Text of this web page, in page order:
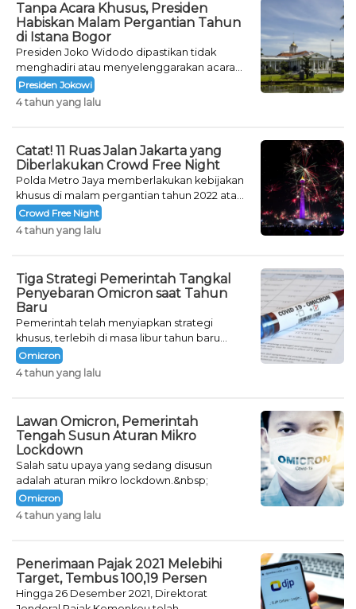
Tanpa Acara Khusus, Presiden
Habiskan Malam Pergantian Tahun
di Istana Bogor
Presiden Joko Widodo dipastikan tidak
menghadiri atau menyelenggarakan acara
khusus untuk mengisi malam pergantian
tahun.
Presiden Jokowi
4 tahun yang lalu
Catat! 11 Ruas Jalan Jakarta yang
Diberlakukan Crowd Free Night
Polda Metro Jaya memberlakukan kebijakan
khusus di malam pergantian tahun 2022 atau
Crowd Free Night selama dua hari.
Crowd Free Night
4 tahun yang lalu
Tiga Strategi Pemerintah Tangkal
Penyebaran Omicron saat Tahun
Baru
Pemerintah telah menyiapkan strategi
khusus, terlebih di masa libur tahun baru
seperti saat ini.
Omicron
4 tahun yang lalu
Lawan Omicron, Pemerintah
Tengah Susun Aturan Mikro
Lockdown
Salah satu upaya yang sedang disusun
adalah aturan mikro lockdown.&nbsp;
Omicron
4 tahun yang lalu
Penerimaan Pajak 2021 Melebihi
Target, Tembus 100,19 Persen
Hingga 26 Desember 2021, Direktorat